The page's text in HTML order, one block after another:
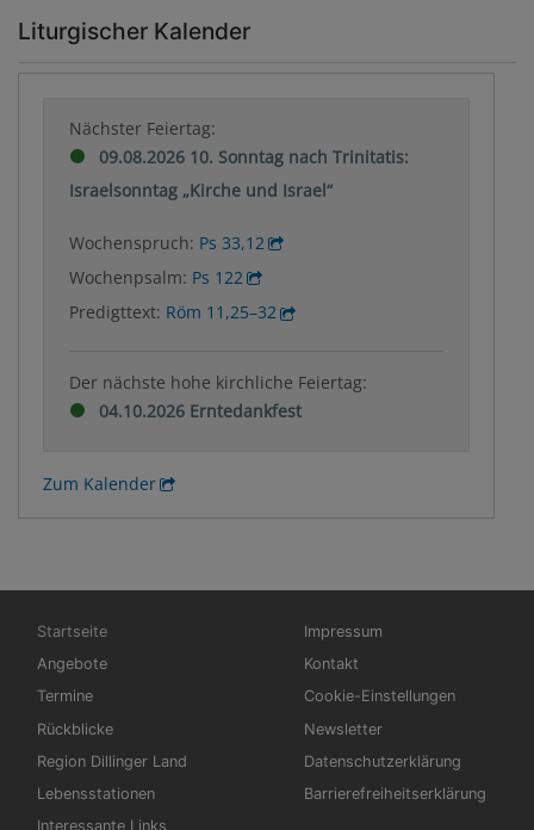
Liturgischer Kalender
Nächster Feiertag:
09.08.2026 10. Sonntag nach Trinitatis:
Israelsonntag „Kirche und Israel“
Wochenspruch: Ps 33,12
Wochenpsalm: Ps 122
Predigttext: Röm 11,25–32
Der nächste hohe kirchliche Feiertag:
04.10.2026 Erntedankfest
Zum Kalender
Hauptnavigation
Startseite
Angebote
Termine
Rückblicke
Region Dillinger Land
Lebensstationen
Interessante Links
Fußbereichsmenü
Impressum
Kontakt
Cookie-Einstellungen
Newsletter
Datenschutzerklärung
Barrierefreiheitserklärung